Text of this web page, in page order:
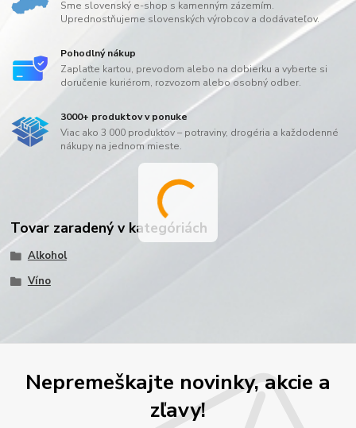
Sme slovenský e-shop s kamenným zázemím.
Uprednostňujeme slovenských výrobcov a dodávateľov.
Pohodlný nákup
Zaplaťte kartou, prevodom alebo na dobierku a vyberte si
doručenie kuriérom, rozvozom alebo osobný odber.
3000+ produktov v ponuke
Viac ako 3 000 produktov – potraviny, drogéria a každodenné
nákupy na jednom mieste.
Tovar zaradený v kategóriách
Alkohol
Víno
Nepremeškajte novinky, akcie a
zľavy!